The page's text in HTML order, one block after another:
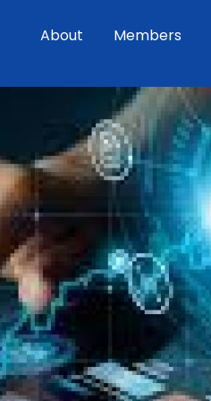
About Members